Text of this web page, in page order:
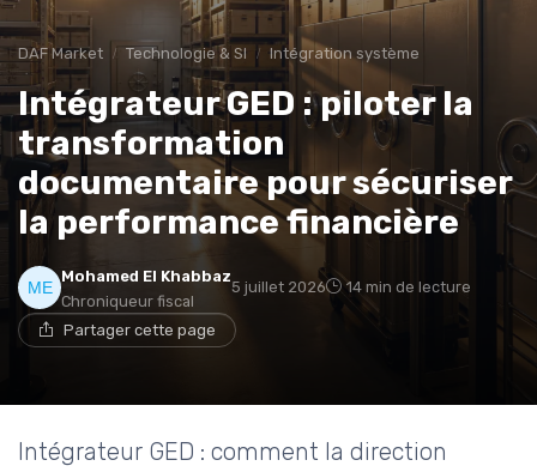
DAF Market Technologie & SI Intégration système
Intégrateur GED : piloter la
transformation
documentaire pour sécuriser
la performance financière
Mohamed El Khabbaz
Chroniqueur fiscal
5 juillet 2026 14 min de lecture
Partager cette page
Intégrateur GED : comment la direction